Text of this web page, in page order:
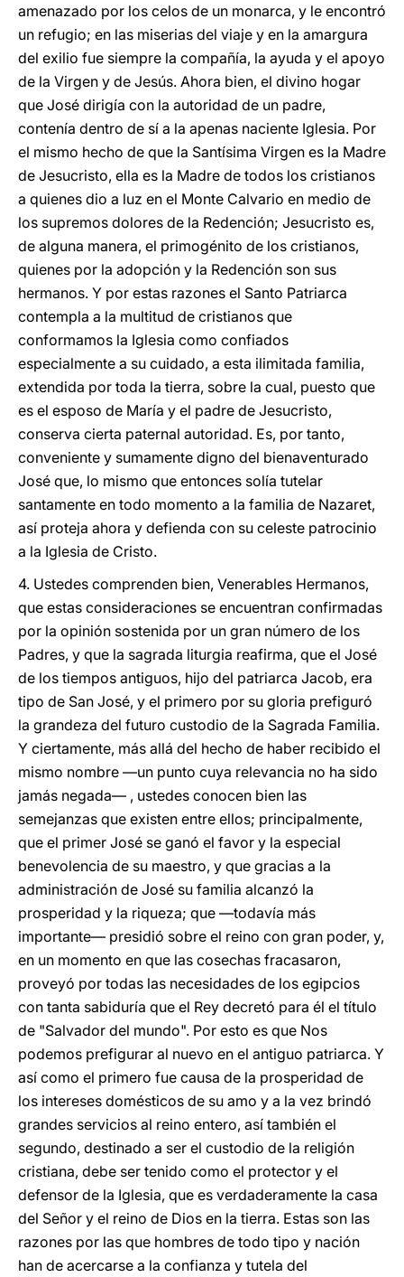
amenazado por los celos de un monarca, y le encontró
un refugio; en las miserias del viaje y en la amargura
del exilio fue siempre la compañía, la ayuda y el apoyo
de la Virgen y de Jesús. Ahora bien, el divino hogar
que José dirigía con la autoridad de un padre,
contenía dentro de sí a la apenas naciente Iglesia. Por
el mismo hecho de que la Santísima Virgen es la Madre
de Jesucristo, ella es la Madre de todos los cristianos
a quienes dio a luz en el Monte Calvario en medio de
los supremos dolores de la Redención; Jesucristo es,
de alguna manera, el primogénito de los cristianos,
quienes por la adopción y la Redención son sus
hermanos. Y por estas razones el Santo Patriarca
contempla a la multitud de cristianos que
conformamos la Iglesia como confiados
especialmente a su cuidado, a esta ilimitada familia,
extendida por toda la tierra, sobre la cual, puesto que
es el esposo de María y el padre de Jesucristo,
conserva cierta paternal autoridad. Es, por tanto,
conveniente y sumamente digno del bienaventurado
José que, lo mismo que entonces solía tutelar
santamente en todo momento a la familia de Nazaret,
así proteja ahora y defienda con su celeste patrocinio
a la Iglesia de Cristo.
4. Ustedes comprenden bien, Venerables Hermanos,
que estas consideraciones se encuentran confirmadas
por la opinión sostenida por un gran número de los
Padres, y que la sagrada liturgia reafirma, que el José
de los tiempos antiguos, hijo del patriarca Jacob, era
tipo de San José, y el primero por su gloria prefiguró
la grandeza del futuro custodio de la Sagrada Familia.
Y ciertamente, más allá del hecho de haber recibido el
mismo nombre —un punto cuya relevancia no ha sido
jamás negada— , ustedes conocen bien las
semejanzas que existen entre ellos; principalmente,
que el primer José se ganó el favor y la especial
benevolencia de su maestro, y que gracias a la
administración de José su familia alcanzó la
prosperidad y la riqueza; que —todavía más
importante— presidió sobre el reino con gran poder, y,
en un momento en que las cosechas fracasaron,
proveyó por todas las necesidades de los egipcios
con tanta sabiduría que el Rey decretó para él el título
de "Salvador del mundo". Por esto es que Nos
podemos prefigurar al nuevo en el antiguo patriarca. Y
así como el primero fue causa de la prosperidad de
los intereses domésticos de su amo y a la vez brindó
grandes servicios al reino entero, así también el
segundo, destinado a ser el custodio de la religión
cristiana, debe ser tenido como el protector y el
defensor de la Iglesia, que es verdaderamente la casa
del Señor y el reino de Dios en la tierra. Estas son las
razones por las que hombres de todo tipo y nación
han de acercarse a la confianza y tutela del